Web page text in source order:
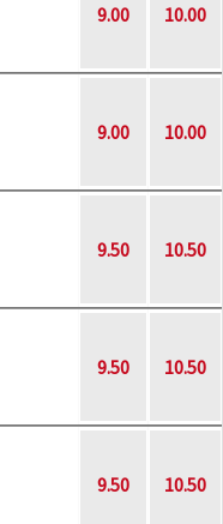
9.00 10.00
9.00 10.00
9.50 10.50
9.50 10.50
9.50 10.50